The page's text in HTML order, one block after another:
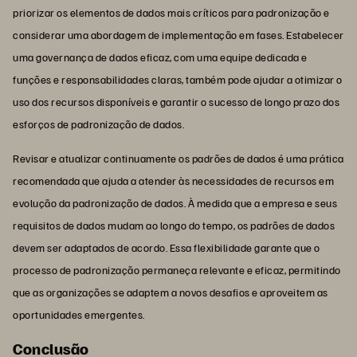
priorizar os elementos de dados mais críticos para padronização e
considerar uma abordagem de implementação em fases. Estabelecer
uma governança de dados eficaz, com uma equipe dedicada e
funções e responsabilidades claras, também pode ajudar a otimizar o
uso dos recursos disponíveis e garantir o sucesso de longo prazo dos
esforços de padronização de dados.
Revisar e atualizar continuamente os padrões de dados é uma prática
recomendada que ajuda a atender às necessidades de recursos em
evolução da padronização de dados. À medida que a empresa e seus
requisitos de dados mudam ao longo do tempo, os padrões de dados
devem ser adaptados de acordo. Essa flexibilidade garante que o
processo de padronização permaneça relevante e eficaz, permitindo
que as organizações se adaptem a novos desafios e aproveitem as
oportunidades emergentes.
Conclusão